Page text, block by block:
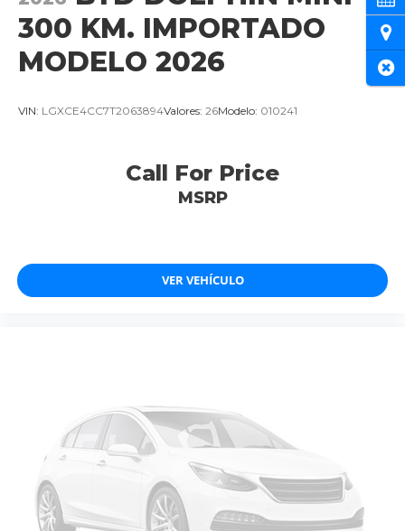
300 KM. IMPORTADO
MODELO 2026
VIN: LGXCE4CC7T2063894Valores: 26Modelo: 010241
Call For Price
MSRP
VER VEHÍCULO